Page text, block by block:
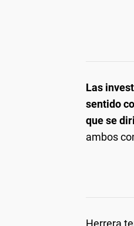
Las
sentido
que se
ambos
Herrera